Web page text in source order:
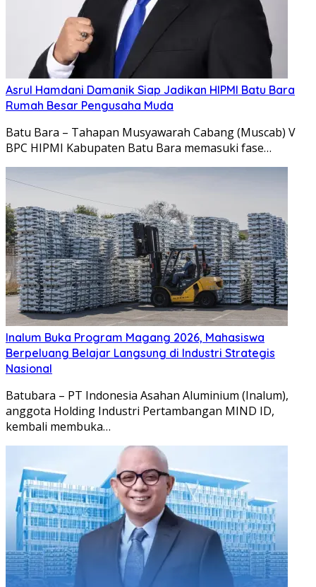
Asrul Hamdani Damanik Siap Jadikan HIPMI Batu Bara
Rumah Besar Pengusaha Muda
Batu Bara – Tahapan Musyawarah Cabang (Muscab) V
BPC HIPMI Kabupaten Batu Bara memasuki fase…
Inalum Buka Program Magang 2026, Mahasiswa
Berpeluang Belajar Langsung di Industri Strategis
Nasional
Batubara – PT Indonesia Asahan Aluminium (Inalum),
anggota Holding Industri Pertambangan MIND ID,
kembali membuka…